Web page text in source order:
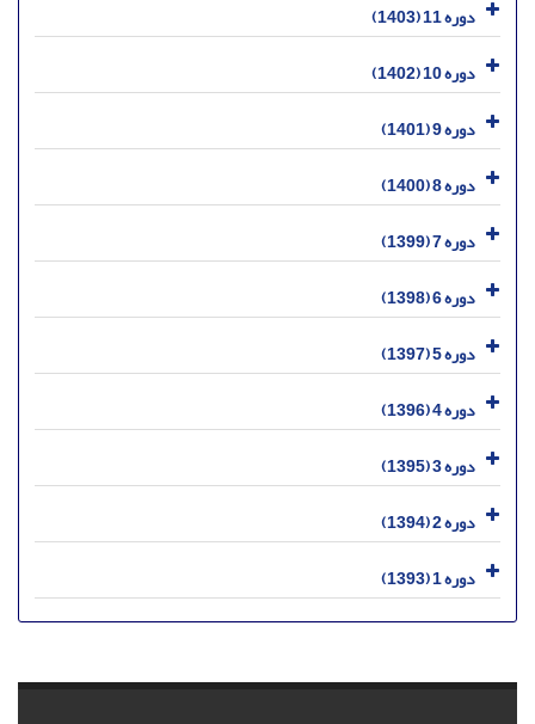
دوره 11 (1403)
دوره 10 (1402)
دوره 9 (1401)
دوره 8 (1400)
دوره 7 (1399)
دوره 6 (1398)
دوره 5 (1397)
دوره 4 (1396)
دوره 3 (1395)
دوره 2 (1394)
دوره 1 (1393)